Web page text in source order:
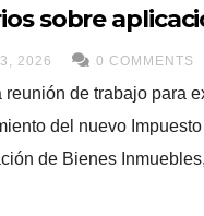
sobre
Cedular 2026
2026 0 COMMENTS
reunión de trabajo para
del nuevo
de Bienes